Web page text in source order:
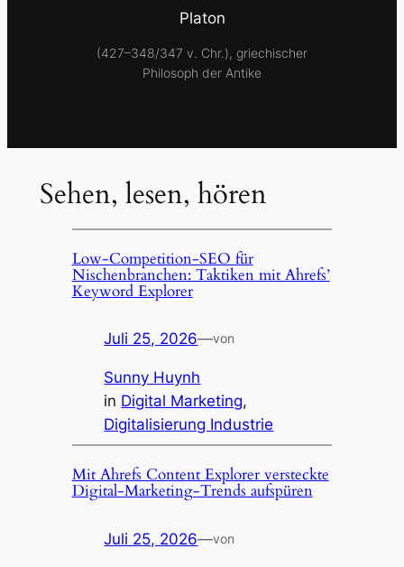
Platon
(427–348/347 v. Chr.), griechischer
Philosoph der Antike
Sehen, lesen, hören
Low-Competition-SEO für
Nischenbranchen: Taktiken mit Ahrefs’
Keyword Explorer
Juli 25, 2026—von
Sunny Huynh
in Digital Marketing
Digitalisierung Industrie
Mit Ahrefs Content Explorer versteckte
Digital‑Marketing‑Trends aufspüren
Juli 25, 2026—von